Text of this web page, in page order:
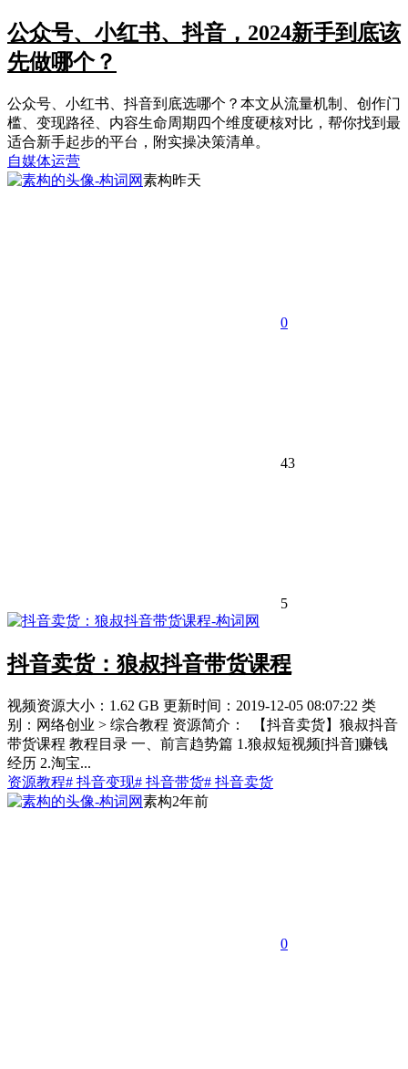
公众号、小红书、抖音，2024新手到底该
先做哪个？
公众号、小红书、抖音到底选哪个？本文从流量机制、创作门
槛、变现路径、内容生命周期四个维度硬核对比，帮你找到最
适合新手起步的平台，附实操决策清单。
自媒体运营
素构昨天
0
43
5
抖音卖货：狼叔抖音带货课程
视频资源大小：1.62 GB 更新时间：2019-12-05 08:07:22 类
别：网络创业 > 综合教程 资源简介： 【抖音卖货】狼叔抖音
带货课程 教程目录 一、前言趋势篇 1.狼叔短视频[抖音]赚钱
经历 2.淘宝...
资源教程# 抖音变现# 抖音带货# 抖音卖货
素构2年前
0